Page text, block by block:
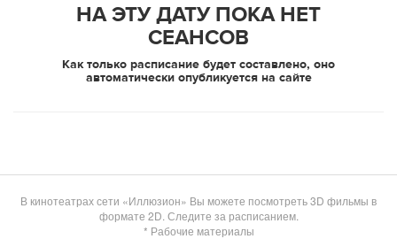
НА ЭТУ ДАТУ ПОКА НЕТ
СЕАНСОВ
Как только расписание будет составлено, оно
автоматически опубликуется на сайте
В кинотеатрах сети «Иллюзион» Вы можете посмотреть 3D фильмы в
формате 2D. Следите за расписанием.
* Рабочие материалы